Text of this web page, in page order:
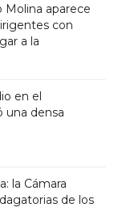
Molina aparece
con
a la
en el
una densa
la Cámara
de los